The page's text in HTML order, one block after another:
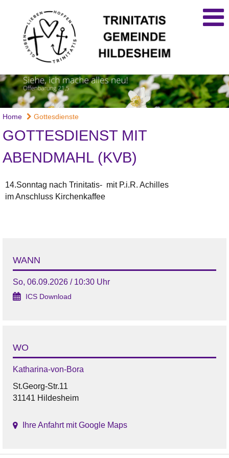
Home Gottesdienste
GOTTESDIENST MIT
ABENDMAHL (KVB)
14.Sonntag nach Trinitatis- mit P.i.R. Achilles
im Anschluss Kirchenkaffee
WANN
So, 06.09.2026 / 10:30 Uhr
ICS Download
WO
Katharina-von-Bora
St.Georg-Str.11
31141 Hildesheim
Ihre Anfahrt mit Google Maps